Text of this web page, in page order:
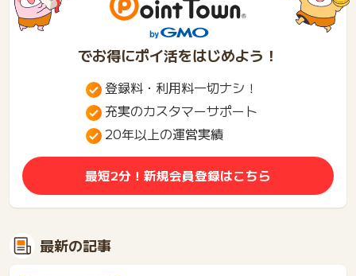
でお得にポイ活をはじめよう！
登録料・利用料一切ナシ！
充実のカスタマーサポート
20年以上の運営実績
最短2分！新規会員登録はこちら
最新の記事